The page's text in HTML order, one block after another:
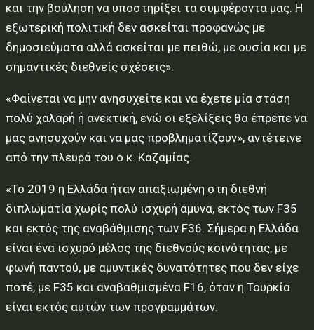
και την βούληση να υποστηρίξει τα συμφέροντα μας. Η
εξωτερική πολιτική δεν ασκείται προφανώς με
δημοσιεύματα αλλά ασκείται με πειθώ, με ουσία και με
σημαντικές διεθνείς σχέσεις».
«Φαίνεται να μην ανησυχείτε και να έχετε μία στάση
πολύ χαλαρή ή ανεκτική, ενώ οι εξελίξεις θα έπρεπε να
μας ανησυχούν και να μας προβληματίζουν», αντέτεινε
από την πλευρά του ο κ. Καζαμίας.
«Το 2019 η Ελλάδα ήταν απαξιωμένη στη διεθνή
διπλωματία χωρίς πολύ ισχυρή άμυνα, εκτός των F35
και εκτός της αναβάθμισης των F36. Σήμερα η Ελλάδα
είναι ένα ισχυρό μέλος της διεθνούς κοινότητας, με
φωνή παντού, με αμυντικές δυνατότητες που δεν είχε
ποτέ, με F35 και αναβαθμισμένα F16, όταν η Τουρκία
είναι εκτός αυτών των προγραμμάτων.